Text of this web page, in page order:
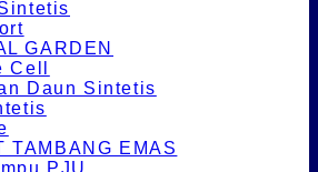
GARDEN
Cell
Daun Sintetis
TAMBANG EMAS
PJU